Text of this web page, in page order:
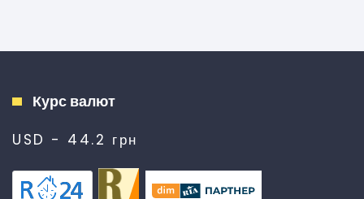
Курс валют
USD - 44.2 грн